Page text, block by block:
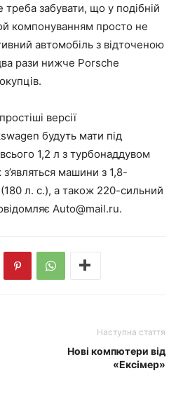
забувати, що у подібній
компонуванням просто не
автомобіль з відточеною
рази нижче Porsche
версії
будуть мати під
1,2 л з турбонаддувом
машини з 1,8-
л. с.), а також 220-сильний
Auto@mail.ru.
Наступна стаття
Нові компютери від
«Ексімер»